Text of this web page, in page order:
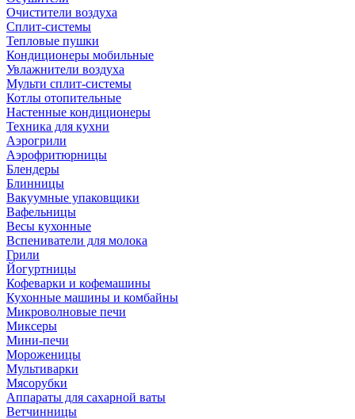
Очистители воздуха
Сплит-системы
Тепловые пушки
Кондиционеры мобильные
Увлажнители воздуха
Мульти сплит-системы
Котлы отопительные
Настенные кондиционеры
Техника для кухни
Аэрогрили
Аэрофритюрницы
Блендеры
Блинницы
Вакуумные упаковщики
Вафельницы
Весы кухонные
Вспениватели для молока
Грили
Йогуртницы
Кофеварки и кофемашины
Кухонные машины и комбайны
Микроволновые печи
Миксеры
Мини-печи
Мороженицы
Мультиварки
Мясорубки
Аппараты для сахарной ваты
Ветчинницы